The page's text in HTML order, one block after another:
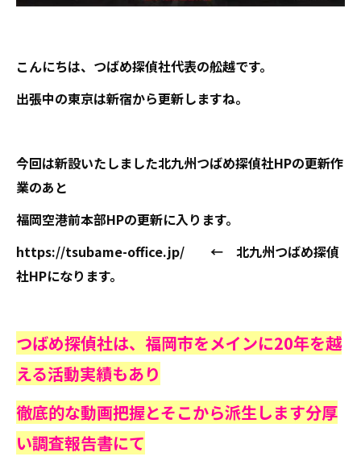
こんにちは、つばめ探偵社代表の舩越です。
出張中の東京は新宿から更新しますね。
今回は新設いたしました北九州つばめ探偵社HPの更新作
業のあと
福岡空港前本部HPの更新に入ります。
https://tsubame-office.jp/ ← 北九州つばめ探偵
社HPになります。
つばめ探偵社は、福岡市をメインに20年を越
える活動実績もあり
徹底的な動画把握とそこから派生します分厚
い調査報告書にて